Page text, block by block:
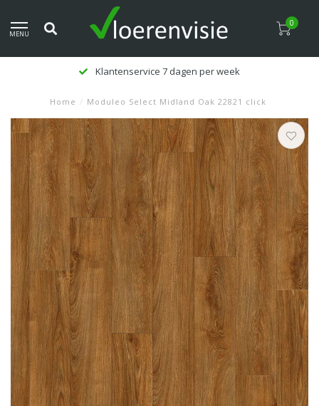
MENU
0
Klantenservice 7 dagen per week
Home / Moduleo Select Midland Oak 22821 click